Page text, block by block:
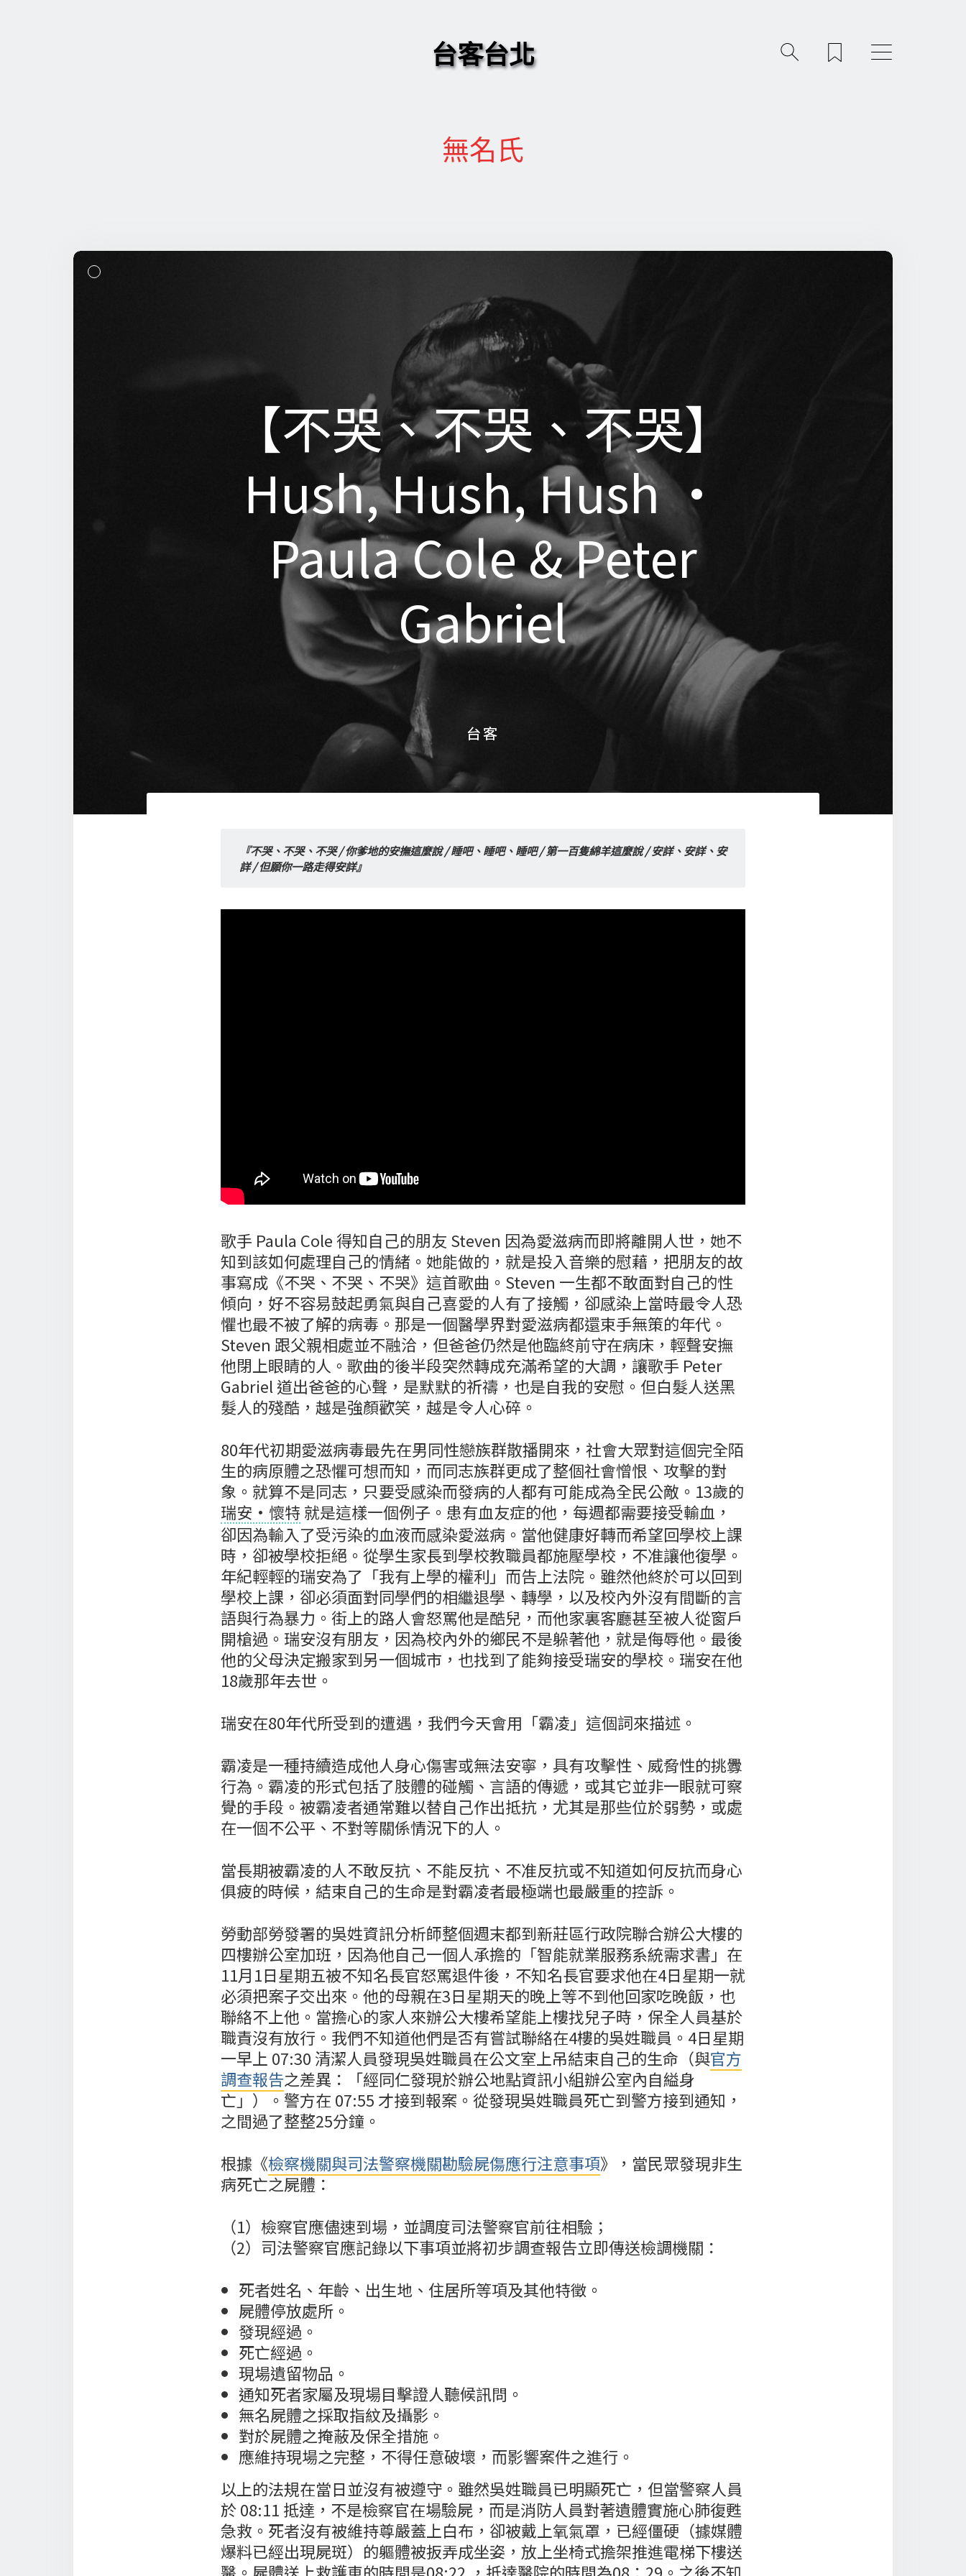
台客台北
無名氏
【不哭、不哭、不哭】
Hush, Hush, Hush •
Paula Cole & Peter
Gabriel
台客
【不哭、不哭、不哭】
Hush, Hush, Hush •
Paula Cole & Peter
Gabriel
台客
『不哭、不哭、不哭 / 你爹地的安撫這麼說 / 睡吧、睡吧、睡吧 / 第一百隻綿羊這麼說 / 安詳、安詳、安
詳 / 但願你一路走得安詳』
歌手 Paula Cole 得知自己的朋友 Steven 因為愛滋病而即將離開人世，她不
知到該如何處理自己的情緒。她能做的，就是投入音樂的慰藉，把朋友的故
事寫成《不哭、不哭、不哭》這首歌曲。Steven 一生都不敢面對自己的性
傾向，好不容易鼓起勇氣與自己喜愛的人有了接觸，卻感染上當時最令人恐
懼也最不被了解的病毒。那是一個醫學界對愛滋病都還束手無策的年代。
Steven 跟父親相處並不融洽，但爸爸仍然是他臨終前守在病床，輕聲安撫
他閉上眼睛的人。歌曲的後半段突然轉成充滿希望的大調，讓歌手 Peter
Gabriel 道出爸爸的心聲，是默默的祈禱，也是自我的安慰。但白髮人送黑
髮人的殘酷，越是強顏歡笑，越是令人心碎。
80年代初期愛滋病毒最先在男同性戀族群散播開來，社會大眾對這個完全陌
生的病原體之恐懼可想而知，而同志族群更成了整個社會憎恨、攻擊的對
象。就算不是同志，只要受感染而發病的人都有可能成為全民公敵。13歲的
瑞安·懷特 就是這樣一個例子。患有血友症的他，每週都需要接受輸血，
卻因為輸入了受污染的血液而感染愛滋病。當他健康好轉而希望回學校上課
時，卻被學校拒絕。從學生家長到學校教職員都施壓學校，不准讓他復學。
年紀輕輕的瑞安為了「我有上學的權利」而告上法院。雖然他終於可以回到
學校上課，卻必須面對同學們的相繼退學、轉學，以及校內外沒有間斷的言
語與行為暴力。街上的路人會怒罵他是酷兒，而他家裏客廳甚至被人從窗戶
開槍過。瑞安沒有朋友，因為校內外的鄉民不是躲著他，就是侮辱他。最後
他的父母決定搬家到另一個城市，也找到了能夠接受瑞安的學校。瑞安在他
18歲那年去世。
瑞安在80年代所受到的遭遇，我們今天會用「霸凌」這個詞來描述。
霸凌是一種持續造成他人身心傷害或無法安寧，具有攻擊性、威脅性的挑釁
行為。霸凌的形式包括了肢體的碰觸、言語的傳遞，或其它並非一眼就可察
覺的手段。被霸凌者通常難以替自己作出抵抗，尤其是那些位於弱勢，或處
在一個不公平、不對等關係情況下的人。
當長期被霸凌的人不敢反抗、不能反抗、不准反抗或不知道如何反抗而身心
俱疲的時候，結束自己的生命是對霸凌者最極端也最嚴重的控訴。
勞動部勞發署的吳姓資訊分析師整個週末都到新莊區行政院聯合辦公大樓的
四樓辦公室加班，因為他自己一個人承擔的「智能就業服務系統需求書」在
11月1日星期五被不知名長官怒罵退件後，不知名長官要求他在4日星期一就
必須把案子交出來。他的母親在3日星期天的晚上等不到他回家吃晚飯，也
聯絡不上他。當擔心的家人來辦公大樓希望能上樓找兒子時，保全人員基於
職責沒有放行。我們不知道他們是否有嘗試聯絡在4樓的吳姓職員。4日星期
一早上 07:30 清潔人員發現吳姓職員在公文室上吊結束自己的生命（與官方
調查報告之差異：「經同仁發現於辦公地點資訊小組辦公室內自縊身
亡」）。警方在 07:55 才接到報案。從發現吳姓職員死亡到警方接到通知，
之間過了整整25分鐘。
根據《檢察機關與司法警察機關勘驗屍傷應行注意事項》，當民眾發現非生
病死亡之屍體：
（1）檢察官應儘速到場，並調度司法警察官前往相驗；
（2）司法警察官應記錄以下事項並將初步調查報告立即傳送檢調機關：
死者姓名、年齡、出生地、住居所等項及其他特徵。
屍體停放處所。
發現經過。
死亡經過。
現場遺留物品。
通知死者家屬及現場目擊證人聽候訊問。
無名屍體之採取指紋及攝影。
對於屍體之掩蔽及保全措施。
應維持現場之完整，不得任意破壞，而影響案件之進行。
以上的法規在當日並沒有被遵守。雖然吳姓職員已明顯死亡，但當警察人員
於 08:11 抵達，不是檢察官在場驗屍，而是消防人員對著遺體實施心肺復甦
急救。死者沒有被維持尊嚴蓋上白布，卻被戴上氧氣罩，已經僵硬（據媒體
爆料已經出現屍斑）的軀體被扳弄成坐姿，放上坐椅式擔架推進電梯下樓送